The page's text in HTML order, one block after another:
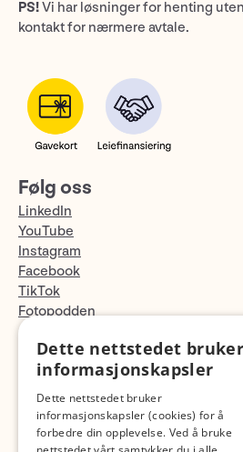
PS!Vi har løsninger for henting
kontakt for nærmere avtale.
Følg oss
LinkedIn
YouTube
Instagram
Facebook
TikTok
Fotopodden
Med forbehold om skrive- og lagerfeil
Dette nettstedet bruker
informasjonskapsler
Dette nettstedet bruker
informasjonskapsler (cookies) for å
forbedre din opplevelse. Ved å bruke